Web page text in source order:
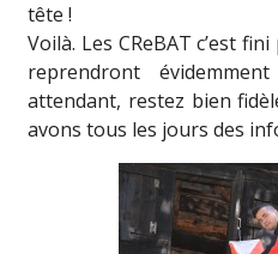
tête !
Voilà. Les CReBAT c’est
reprendront
attendant, restez bien
avons tous les jours des